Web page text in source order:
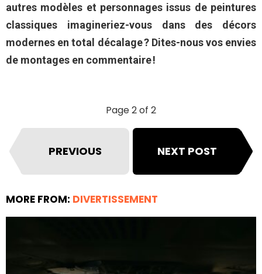
autres modèles et personnages issus de peintures
classiques imagineriez-vous dans des décors
modernes en total décalage ? Dites-nous vos envies
de montages en commentaire !
Page 2 of 2
PREVIOUS NEXT POST
MORE FROM: DIVERTISSEMENT